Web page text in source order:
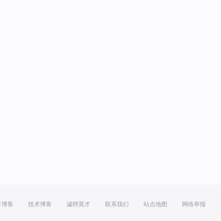
博客 技术博客 诚聘英才 联系我们 站点地图 网络举报